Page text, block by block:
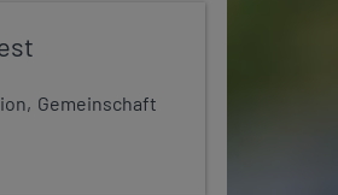
Gemeinschaft